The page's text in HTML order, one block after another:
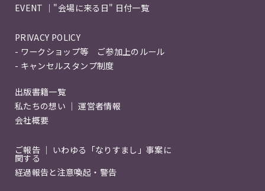
EVENT ｜"会場に来る日" 日付一覧
PRIVACY POLICY
- ワークショップ等 ご参加上のルール
- キャンセルスタンプ制度
出版書籍一覧
私たちの想い ｜ 運営者情報
会社概要
ご報告 ｜ いわゆる「なりすまし」事案に
関する
経過報告と注意喚起・警告